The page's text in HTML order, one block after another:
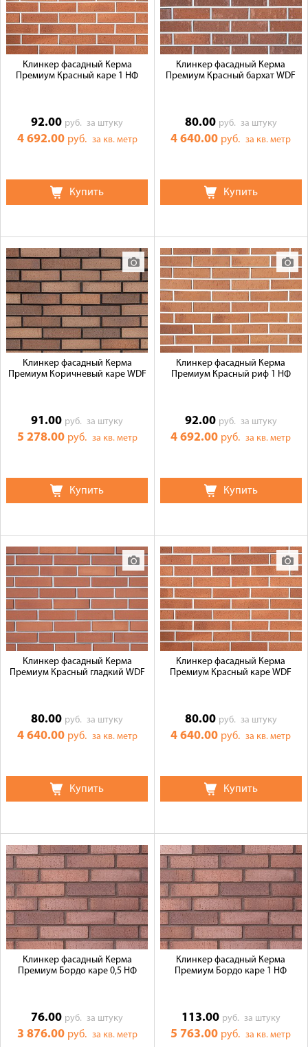
Клинкер фасадный Керма
Премиум Красный каре 1 НФ
92.00 руб.за штуку
4 692.00 руб. за кв. метр
Купить
Клинкер фасадный Керма
Премиум Красный бархат WDF
80.00 руб. за штуку
4 640.00 руб.за кв. метр
Купить
Клинкер фасадный Керма
Премиум Коричневый каре WDF
91.00 руб.за штуку
5 278.00 руб. за кв. метр
Купить
Клинкер фасадный Керма
Премиум Красный риф 1 НФ
92.00 руб. за штуку
4 692.00 руб.за кв. метр
Купить
Клинкер фасадный Керма
Премиум Красный гладкий WDF
80.00 руб.за штуку
4 640.00 руб. за кв. метр
Купить
Клинкер фасадный Керма
Премиум Красный каре WDF
80.00 руб. за штуку
4 640.00 руб.за кв. метр
Купить
Клинкер фасадный Керма
Премиум Бордо каре 0,5 НФ
76.00 руб.за штуку
3 876.00 руб. за кв. метр
Клинкер фасадный Керма
Премиум Бордо каре 1 НФ
113.00 руб. за штуку
5 763.00 руб.за кв. метр